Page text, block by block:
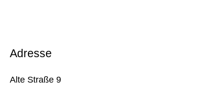
Adresse
Alte Straße 9